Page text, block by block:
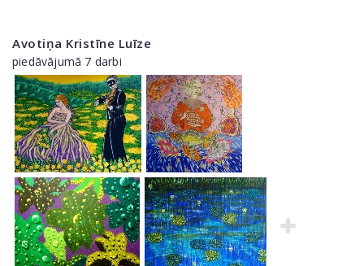
Avotiņa Kristīne Luīze
piedāvājumā 7 darbi